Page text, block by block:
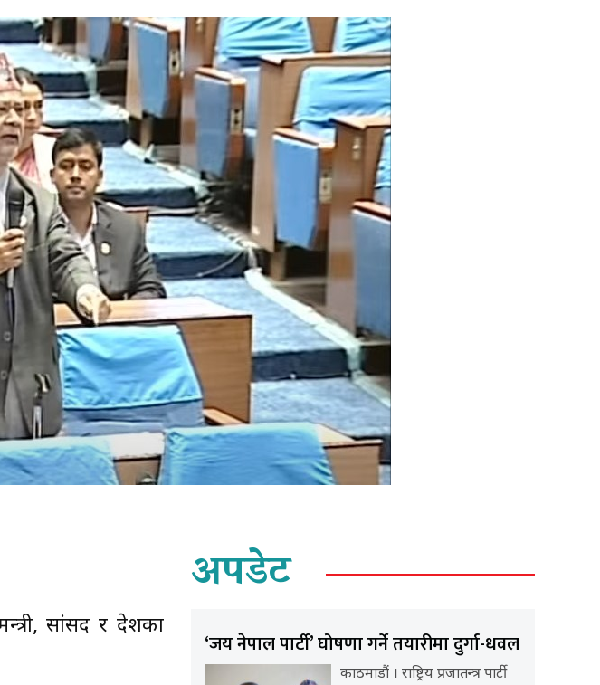
सांसद र देशका
अपडेट
‘जय नेपाल पार्टी’ घोषणा गर्ने तयारीमा दुर्गा-धवल
काठमाडौं । राष्ट्रिय प्रजातन्त्र पार्टी